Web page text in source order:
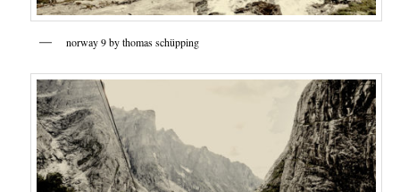
norway 9 by thomas schüpping